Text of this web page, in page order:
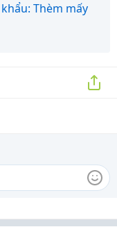
Thèm mấy